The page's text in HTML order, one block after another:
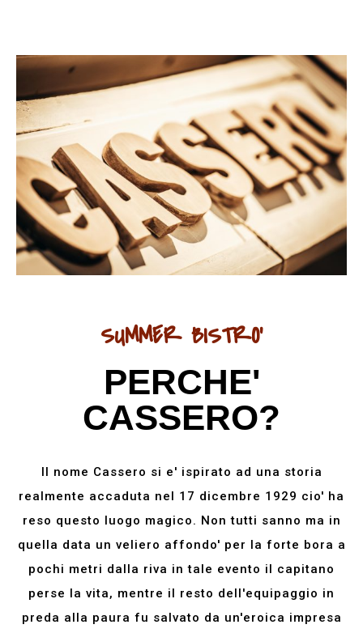
SUMMER BISTRO'
PERCHE'
CASSERO?
Il nome Cassero si e' ispirato ad una storia
realmente accaduta nel 17 dicembre 1929 cio' ha
reso questo luogo magico. Non tutti sanno ma in
quella data un veliero affondo' per la forte bora a
pochi metri dalla riva in tale evento il capitano
perse la vita, mentre il resto dell'equipaggio in
preda alla paura fu salvato da un'eroica impresa